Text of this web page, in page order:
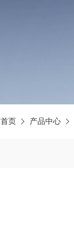
首页 产品中心